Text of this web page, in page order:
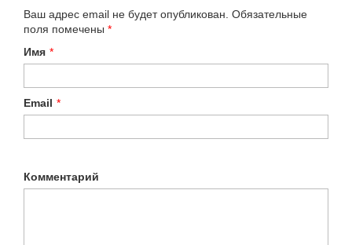
Ваш адрес email не будет опубликован. Обязательные
поля помечены *
Имя *
Email *
Комментарий